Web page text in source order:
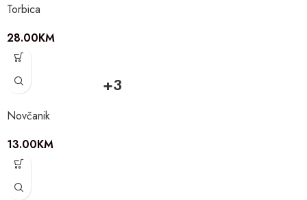
Torbica
28.00KM
+3
Novčanik
13.00KM